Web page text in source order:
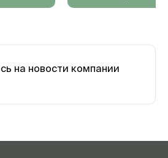
на новости компании